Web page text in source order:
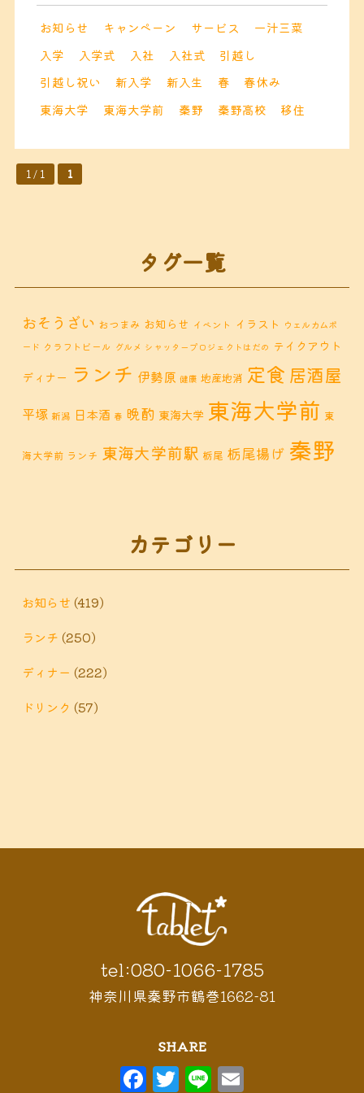
お知らせ キャンペーン サービス
一汁三菜
入学
入学式 入社 入社式
引越し
引越し祝い
新入学 新入生 春
春休み
東海大学
東海大学前 秦野 秦野高校 移住
1 / 1 1
タグ一覧
おそうざい おつまみ お知らせ イベント イラスト ウェルカムボ
ード クラフトビール グルメ シャッタープロジェクトはだの テイクアウト
ディナー ランチ 伊勢原 健康 地産地消 定食 居酒屋
平塚 新潟 日本酒 春 晩酌 東海大学 東海大学前 東
海大学前 ランチ 東海大学前駅 栃尾 栃尾揚げ 秦野
鶴巻 カフェ
ィナー鶴巻 ランチ
泉鶴巻温泉駅
カテゴリー
お知らせ (419)
ランチ (250)
ディナー (222)
ドリンク (57)
tel:080-1066-1785
神奈川県秦野市鶴巻1662-81
SHARE
F T Li